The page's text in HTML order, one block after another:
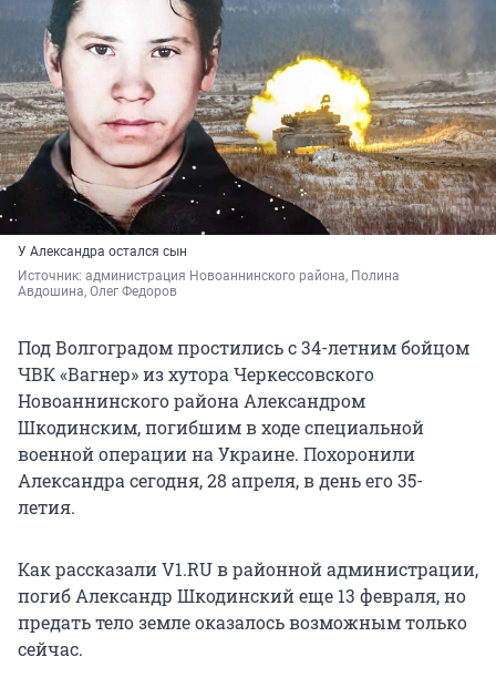
У Александра остался сын
Источник: администрация Новоаннинского района, Полина
Авдошина, Олег Федоров
Под Волгоградом простились с 34-летним бойцом
ЧВК «Вагнер» из хутора Черкессовского
Новоаннинского района Александром
Шкодинским, погибшим в ходе специальной
военной операции на Украине. Похоронили
Александра сегодня, 28 апреля, в день его 35-
летия.
Как рассказали V1.RU в районной администрации,
погиб Александр Шкодинский еще 13 февраля, но
предать тело земле оказалось возможным только
сейчас.